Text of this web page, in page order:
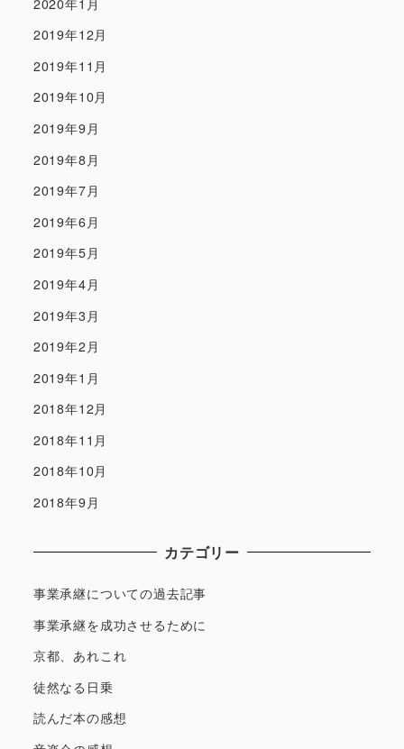
2019年12月
2019年11月
2019年10月
2019年9月
2019年8月
2019年7月
2019年6月
2019年5月
2019年4月
2019年3月
2019年2月
2019年1月
2018年12月
2018年11月
2018年10月
2018年9月
カテゴリー
事業承継についての過去記事
事業承継を成功させるために
京都、あれこれ
徒然なる日乗
読んだ本の感想